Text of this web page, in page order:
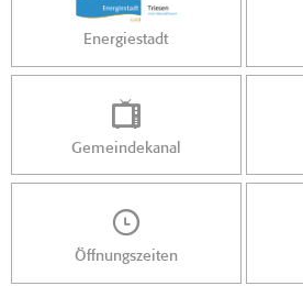
Energiestadt
Gemeindekanal
Öffnungszeiten